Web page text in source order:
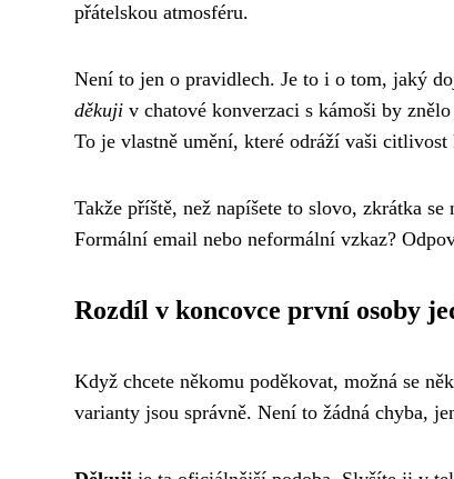
přátelskou atmosféru.
Není to jen o pravidlech. Je to i o tom, jaký
děkuji v chatové konverzaci s kámoši by
To je vlastně umění, které odráží vaši
Takže příště, než napíšete to slovo, zkrátka
Formální email nebo neformální vzkaz?
Rozdíl v koncovce první osoby
Když chcete někomu poděkovat, možná se
varianty jsou správně. Není to žádná chyba,